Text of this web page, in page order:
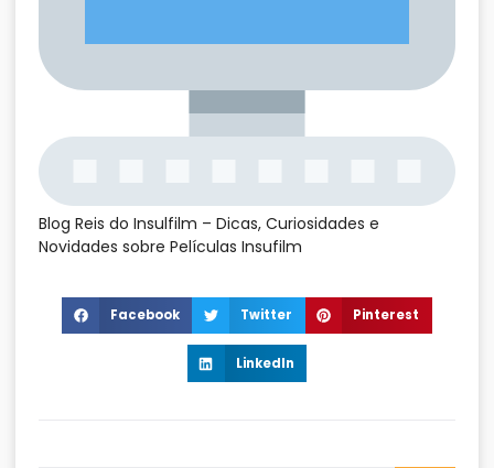
Blog Reis do Insulfilm – Dicas, Curiosidades e
Novidades sobre Películas Insufilm
Facebook Twitter Pinterest
LinkedIn